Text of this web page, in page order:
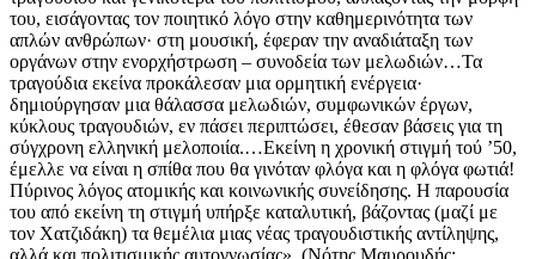
του, εισάγοντας τον ποιητικό λόγο στην καθημερινότητα των
απλών ανθρώπων· στη μουσική, έφεραν την αναδιάταξη των
οργάνων στην ενορχήστρωση – συνοδεία των μελωδιών…Τα
τραγούδια εκείνα προκάλεσαν μια ορμητική ενέργεια·
δημιούργησαν μια θάλασσα μελωδιών, συμφωνικών έργων,
κύκλους τραγουδιών, εν πάσει περιπτώσει, έθεσαν βάσεις για τη
σύγχρονη ελληνική μελοποιία.…Εκείνη η χρονική στιγμή τού ’50,
έμελλε να είναι η σπίθα που θα γινόταν φλόγα και η φλόγα φωτιά!
Πύρινος λόγος ατομικής και κοινωνικής συνείδησης. Η παρουσία
του από εκείνη τη στιγμή υπήρξε καταλυτική, βάζοντας (μαζί με
τον Χατζιδάκη) τα θεμέλια μιας νέας τραγουδιστικής αντίληψης,
αλλά και πολιτισμικής αυτογνωσίας», (Νότης Μαυρουδής: